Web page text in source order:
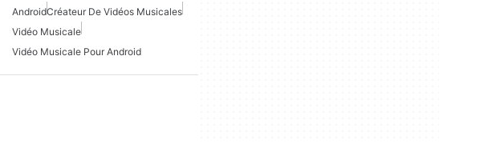
AndroidCréateur De Vidéos Musicales
Vidéo Musicale
Vidéo Musicale Pour Android